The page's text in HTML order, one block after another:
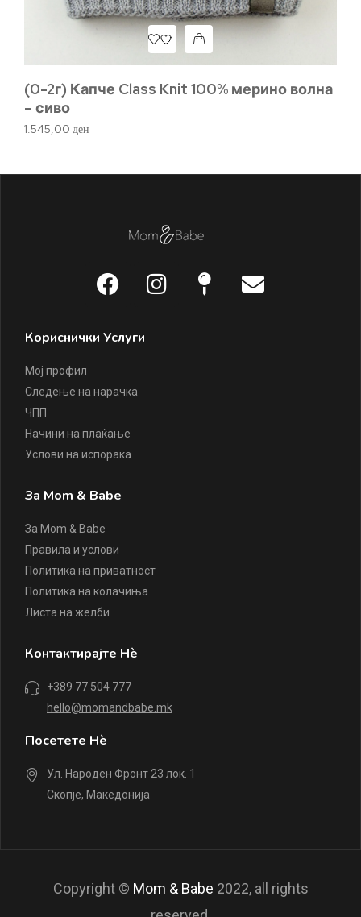
(0-2г) Капче Class Knit 100% мерино волна
– сиво
1.545,00 ден
Кориснички Услуги
Мој профил
Следење на нарачка
ЧПП
Начини на плаќање
Услови на испорака
За Mom & Babe
За Mom & Babe
Правила и услови
Политика на приватност
Политика на колачиња
Листа на желби
Контактирајте Нè
+389 77 504 777
hello@momandbabe.mk
Посетете Нè
Ул. Народен Фронт 23 лок. 1
Скопје, Македонија
Copyright © Mom & Babe 2022, all rights